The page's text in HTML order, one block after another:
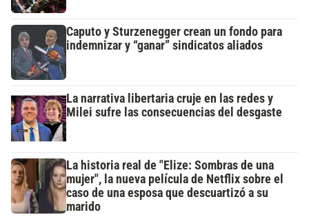
Caputo y Sturzenegger crean un fondo para
indemnizar y “ganar” sindicatos aliados
La narrativa libertaria cruje en las redes y
Milei sufre las consecuencias del desgaste
La historia real de "Elize: Sombras de una
mujer", la nueva película de Netflix sobre el
caso de una esposa que descuartizó a su
marido